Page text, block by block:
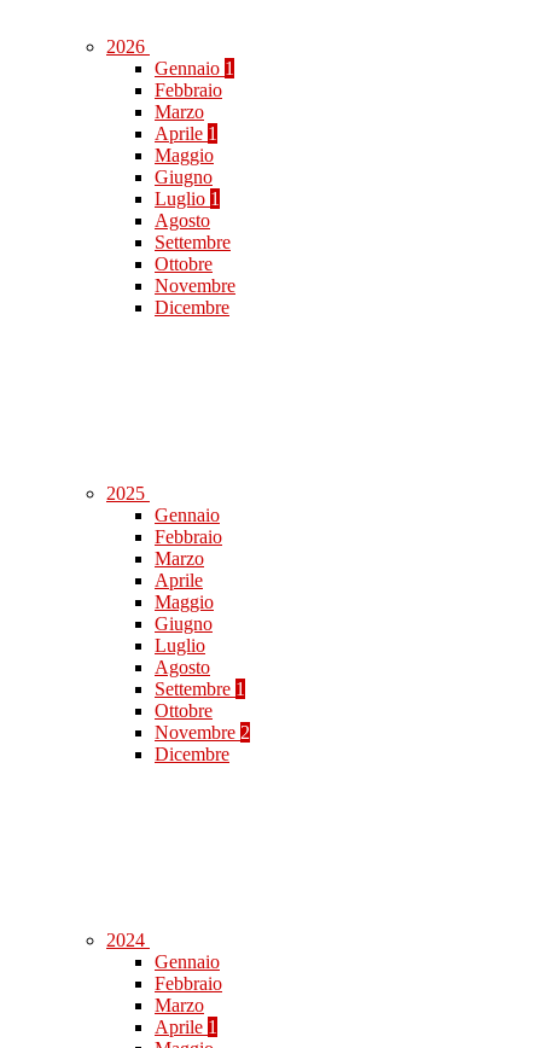
2026
Gennaio 1
Febbraio
Marzo
Aprile 1
Maggio
Giugno
Luglio 1
Agosto
Settembre
Ottobre
Novembre
Dicembre
2025
Gennaio
Febbraio
Marzo
Aprile
Maggio
Giugno
Luglio
Agosto
Settembre 1
Ottobre
Novembre 2
Dicembre
2024
Gennaio
Febbraio
Marzo
Aprile 1